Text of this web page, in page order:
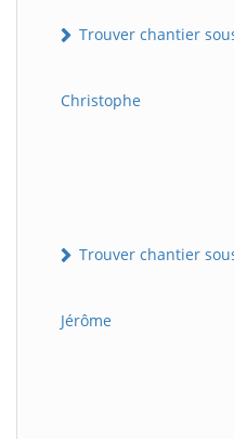
Trouver chantier
Christophe
Trouver chantier
Jérôme